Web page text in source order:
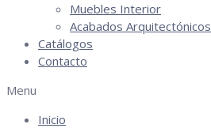
Muebles Interior
Acabados Arquitectónicos
Catálogos
Contacto
Menu
Inicio